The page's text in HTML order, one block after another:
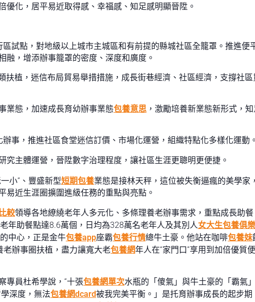
化，居平易近取得感、幸福感、知足感明顯晉陞。
試點，對地級以上城市主城區和有前提的縣城社區全籠罩。推進便
融，增添辦事籠罩的密度、深度和廣度。
植，迷信布局貿易舉措措施，成長街巷經濟、社區經濟，支撐社
業態，加速成長育幼辦事業態包養意思 ，激勵培養新業態新形式，
事，推進社區食堂迷信訂價、市場化運營，組織特點化多樣化運動。
究主體運營，晉陞數字治理程度，讓社區生涯更聰明更便捷。
小”、豐盛新型短期包養業態是接林天秤，這位被失衡逼瘋的美學家
易近生涯圈擴圍進級任務的重點與亮點。
較領導各地繚繞老年人多元化、多條理養老辦事需求，重點成長助
年助餐點達8.6萬個，日均為328萬名老年人及其別人女大生包養俱
中心，正是金牛包養app座霸包養行情總牛土豪。他站在咖啡包養妹
老辦事圈扶植，盡力讓寬大老包養網年人在“家門口”享用到加倍優質
專員杜希學說，“十張包養網單次水瓶的「傻氣」與牛土豪的「霸氣
深度，無法包養網dcard被我完美平衡。」是托育辦事成長的起步